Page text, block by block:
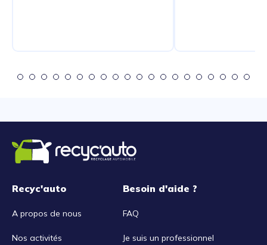
Recyc'auto
A propos de nous
Nos activités
Besoin d'aide ?
FAQ
Je suis un professionnel